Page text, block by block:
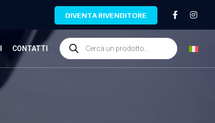
DIVENTA RIVENDITORE
CONTATTI